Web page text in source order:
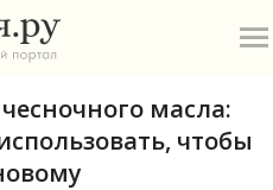
масла:
чтобы